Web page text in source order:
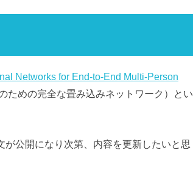
Networks for End-to-End Multi-Person
ための完全な畳み込みネットワーク）とい
公開になり次第、内容を更新したいと思